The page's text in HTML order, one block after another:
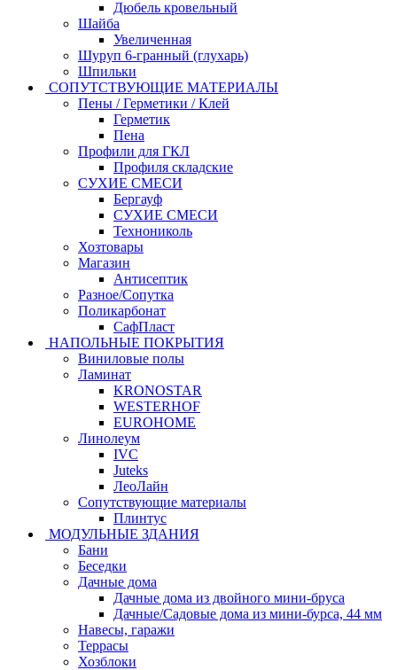
Дюбель кровельный
Шайба
Увеличенная
Шуруп 6-гранный (глухарь)
Шпильки
СОПУТСТВУЮЩИЕ МАТЕРИАЛЫ
Пены / Герметики / Клей
Герметик
Пена
Профили для ГКЛ
Профиля складские
СУХИЕ СМЕСИ
Бергауф
СУХИЕ СМЕСИ
Технониколь
Хозтовары
Магазин
Антисептик
Разное/Сопутка
Поликарбонат
СафПласт
НАПОЛЬНЫЕ ПОКРЫТИЯ
Виниловые полы
Ламинат
KRONOSTAR
WESTERHOF
EUROHOME
Линолеум
IVC
Juteks
ЛеоЛайн
Сопутствующие материалы
Плинтус
МОДУЛЬНЫЕ ЗДАНИЯ
Бани
Беседки
Дачные дома
Дачные дома из двойного мини-бруса
Дачные/Садовые дома из мини-бурса, 44 мм
Навесы, гаражи
Террасы
Хозблоки